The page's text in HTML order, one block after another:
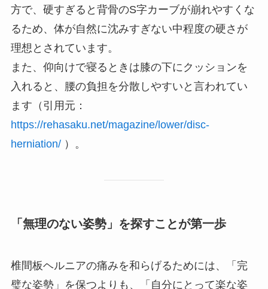
方で、硬すぎると背骨のS字カーブが崩れやすくな
るため、体が自然に沈みすぎない中程度の硬さが
理想とされています。
また、仰向けで寝るときは膝の下にクッションを
入れると、腰の負担を分散しやすいと言われてい
ます（引用元：
https://rehasaku.net/magazine/lower/disc-
herniation/）。
「無理のない姿勢」を探すことが第一歩
椎間板ヘルニアの痛みを和らげるためには、「完
璧な姿勢」を保つよりも、「自分にとって楽な姿